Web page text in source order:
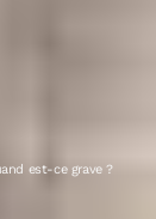
est-ce grave ?